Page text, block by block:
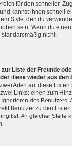
für den schnellen
kannst ihnen schnell
Style, den du
sein. Wenn du
nicht.
zur Liste der Freunde
diese wieder aus den
Arten auf diese Listen
Links: einen zum
des Benutzers.
Benutzer zu den
An gleicher Stelle